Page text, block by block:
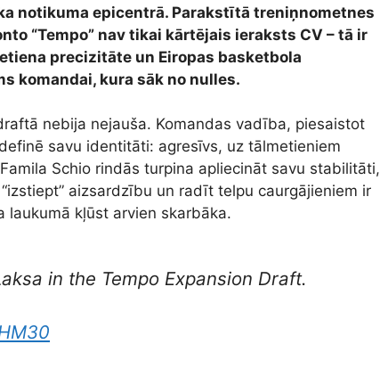
notikuma epicentrā. Parakstītā treniņnometnes
“Tempo” nav tikai kārtējais ieraksts CV – tā ir
precizitāte un Eiropas basketbola
komandai, kura sāk no nulles.
nebija nejauša. Komandas vadība, piesaistot
savu identitāti: agresīvs, uz tālmetieniem
Schio rindās turpina apliecināt savu stabilitāti,
aizsardzību un radīt telpu caurgājieniem ir
laukumā kļūst arvien skarbāka.
in the Tempo Expansion Draft.